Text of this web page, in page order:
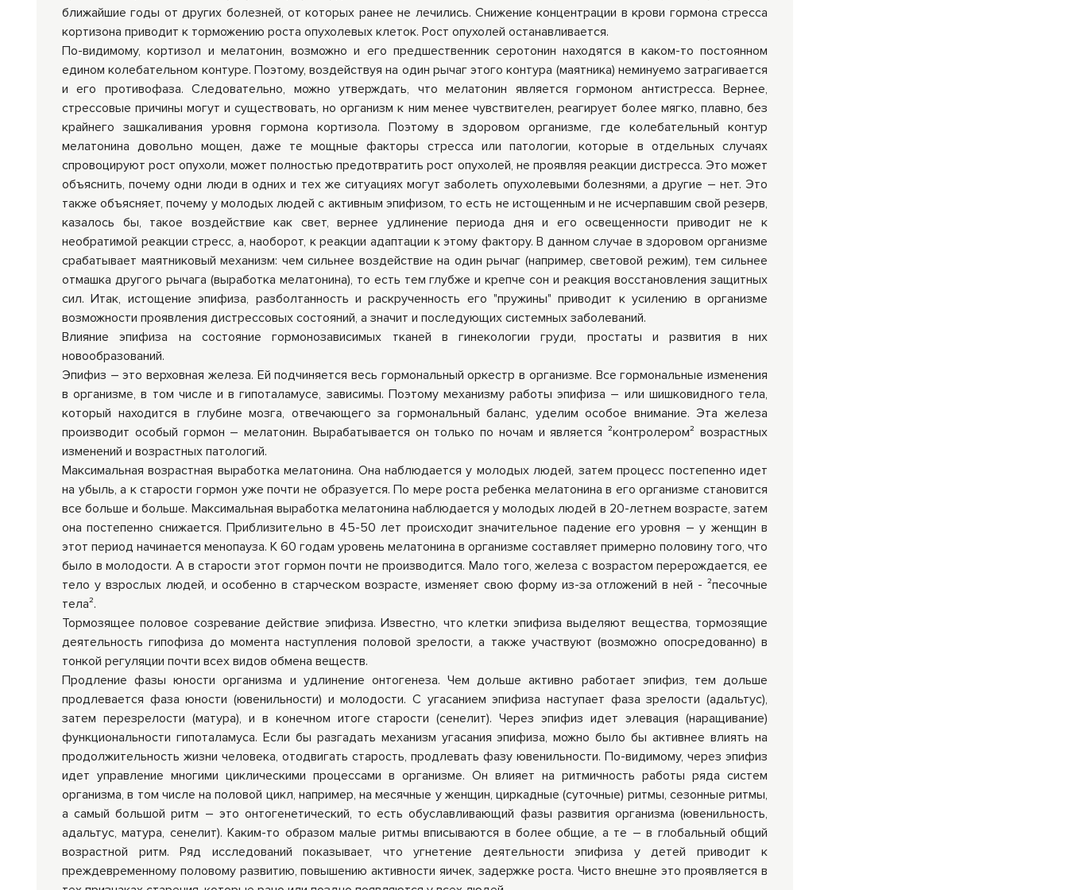
ближайшие годы от других болезней, от которых ранее не лечились. Снижение концентрации в крови гормона стресса
кортизона приводит к торможению роста опухолевых клеток. Рост опухолей останавливается.
По-видимому, кортизол и мелатонин, возможно и его предшественник серотонин находятся в каком-то постоянном
едином колебательном контуре. Поэтому, воздействуя на один рычаг этого контура (маятника) неминуемо затрагивается
и его противофаза. Следовательно, можно утверждать, что мелатонин является гормоном антистресса. Вернее,
стрессовые причины могут и существовать, но организм к ним менее чувствителен, реагирует более мягко, плавно, без
крайнего зашкаливания уровня гормона кортизола. Поэтому в здоровом организме, где колебательный контур
мелатонина довольно мощен, даже те мощные факторы стресса или патологии, которые в отдельных случаях
спровоцируют рост опухоли, может полностью предотвратить рост опухолей, не проявляя реакции дистресса. Это может
объяснить, почему одни люди в одних и тех же ситуациях могут заболеть опухолевыми болезнями, а другие – нет. Это
также объясняет, почему у молодых людей с активным эпифизом, то есть не истощенным и не исчерпавшим свой резерв,
казалось бы, такое воздействие как свет, вернее удлинение периода дня и его освещенности приводит не к
необратимой реакции стресс, а, наоборот, к реакции адаптации к этому фактору. В данном случае в здоровом организме
срабатывает маятниковый механизм: чем сильнее воздействие на один рычаг (например, световой режим), тем сильнее
отмашка другого рычага (выработка мелатонина), то есть тем глубже и крепче сон и реакция восстановления защитных
сил. Итак, истощение эпифиза, разболтанность и раскрученность его "пружины" приводит к усилению в организме
возможности проявления дистрессовых состояний, а значит и последующих системных заболеваний.
Влияние эпифиза на состояние гормонозависимых тканей в гинекологии груди, простаты и развития в них
новообразований.
Эпифиз – это верховная железа. Ей подчиняется весь гормональный оркестр в организме. Все гормональные изменения
в организме, в том числе и в гипоталамусе, зависимы. Поэтому механизму работы эпифиза – или шишковидного тела,
который находится в глубине мозга, отвечающего за гормональный баланс, уделим особое внимание. Эта железа
производит особый гормон – мелатонин. Вырабатывается он только по ночам и является ²контролером² возрастных
изменений и возрастных патологий.
Максимальная возрастная выработка мелатонина. Она наблюдается у молодых людей, затем процесс постепенно идет
на убыль, а к старости гормон уже почти не образуется. По мере роста ребенка мелатонина в его организме становится
все больше и больше. Максимальная выработка мелатонина наблюдается у молодых людей в 20-летнем возрасте, затем
она постепенно снижается. Приблизительно в 45-50 лет происходит значительное падение его уровня – у женщин в
этот период начинается менопауза. К 60 годам уровень мелатонина в организме составляет примерно половину того, что
было в молодости. А в старости этот гормон почти не производится. Мало того, железа с возрастом перерождается, ее
тело у взрослых людей, и особенно в старческом возрасте, изменяет свою форму из-за отложений в ней - ²песочные
тела².
Тормозящее половое созревание действие эпифиза. Известно, что клетки эпифиза выделяют вещества, тормозящие
деятельность гипофиза до момента наступления половой зрелости, а также участвуют (возможно опосредованно) в
тонкой регуляции почти всех видов обмена веществ.
Продление фазы юности организма и удлинение онтогенеза. Чем дольше активно работает эпифиз, тем дольше
продлевается фаза юности (ювенильности) и молодости. С угасанием эпифиза наступает фаза зрелости (адальтус),
затем перезрелости (матура), и в конечном итоге старости (сенелит). Через эпифиз идет элевация (наращивание)
функциональности гипоталамуса. Если бы разгадать механизм угасания эпифиза, можно было бы активнее влиять на
продолжительность жизни человека, отодвигать старость, продлевать фазу ювенильности. По-видимому, через эпифиз
идет управление многими циклическими процессами в организме. Он влияет на ритмичность работы ряда систем
организма, в том числе на половой цикл, например, на месячные у женщин, циркадные (суточные) ритмы, сезонные ритмы,
а самый большой ритм – это онтогенетический, то есть обуславливающий фазы развития организма (ювенильность,
адальтус, матура, сенелит). Каким-то образом малые ритмы вписываются в более общие, а те – в глобальный общий
возрастной ритм. Ряд исследований показывает, что угнетение деятельности эпифиза у детей приводит к
преждевременному половому развитию, повышению активности яичек, задержке роста. Чисто внешне это проявляется в